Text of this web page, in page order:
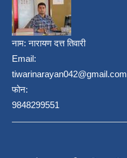
नाम:नारायण दत्त तिवारी
Email:
tiwarinarayan042@gmail.com
फोन:
9848299551